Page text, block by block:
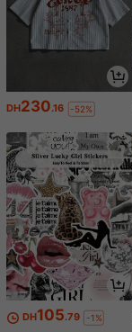
DH230.16 -52%
DH105.79 -1%